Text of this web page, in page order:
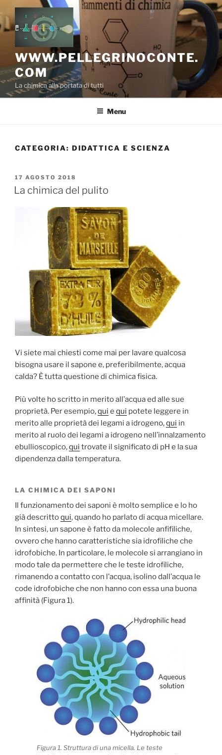
Salta
al
contenuto
WWW.PELLEGRINOCONTE.
COM
La chimica alla portata di tutti
Menu
CATEGORIA: DIDATTICA E SCIENZA
PUBBLICATO
IL
17 AGOSTO 2018
La chimica del pulito
Vi siete mai chiesti come mai per lavare qualcosa
bisogna usare il sapone e, preferibilmente, acqua
calda? È tutta questione di chimica fisica.
Più volte ho scritto in merito all’acqua ed alle sue
proprietà. Per esempio,qui e qui potete leggere in
merito alle proprietà dei legami a idrogeno,qui in
merito al ruolo dei legami a idrogeno nell’innalzamento
ebullioscopico,qui trovate il significato di pH e la sua
dipendenza dalla temperatura.
LA CHIMICA DEI SAPONI
Il funzionamento dei saponi è molto semplice e lo ho
già descrittoqui, quando ho parlato di acqua micellare.
In sintesi, un sapone è fatto da molecole anfifiliche,
ovvero che hanno caratteristiche sia idrofiliche che
idrofobiche. In particolare, le molecole si arrangiano in
modo tale da permettere che le teste idrofiliche,
rimanendo a contatto con l’acqua, isolino dall’acqua le
code idrofobiche che non hanno con essa una buona
affinità (Figura 1).
Figura 1. Struttura di una micella. Le teste